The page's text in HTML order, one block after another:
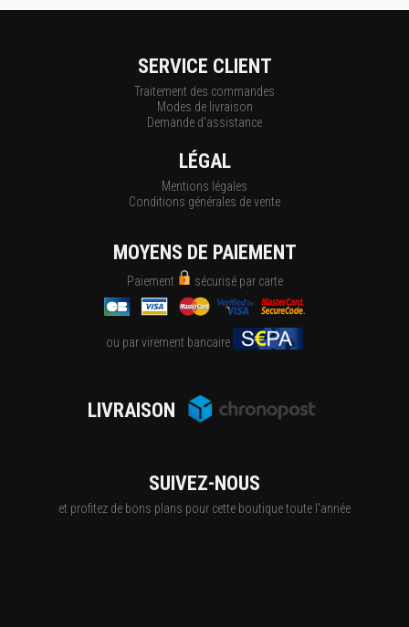
SERVICE CLIENT
Traitement des commandes
Modes de livraison
Demande d'assistance
LÉGAL
Mentions légales
Conditions générales de vente
MOYENS DE PAIEMENT
Paiement sécurisé par carte
ou par virement bancaire
LIVRAISON
SUIVEZ-NOUS
et profitez de bons plans pour cette boutique toute l'année